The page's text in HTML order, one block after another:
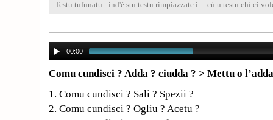
Testu tufunatu : ind'è stu testu rimpiazzate i ... cù u testu chì ci
00:00
Comu cundisci ? Adda ? ciudda ? > Mettu o
1. Comu cundisci ? Sali ? Spezii ?
2. Comu cundisci ? Ogliu ? Acetu ?